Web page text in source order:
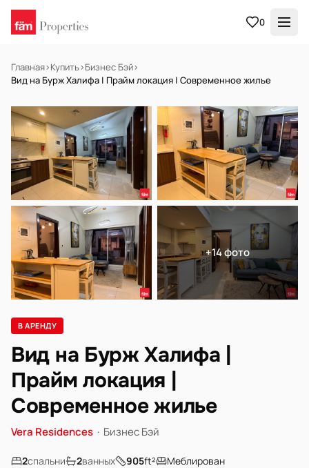
0
Главная›Купить›Бизнес Бэй›
Вид на Бурж Халифа | Прайм локация | Современное жилье
В АРЕНДУ Готов к заселению
+14 фото
В АРЕНДУ
Вид на Бурж Халифа |
Прайм локация |
Современное жилье
Vera Residences · Бизнес Бэй
2спальни 2ванных 905ft² Меблирован